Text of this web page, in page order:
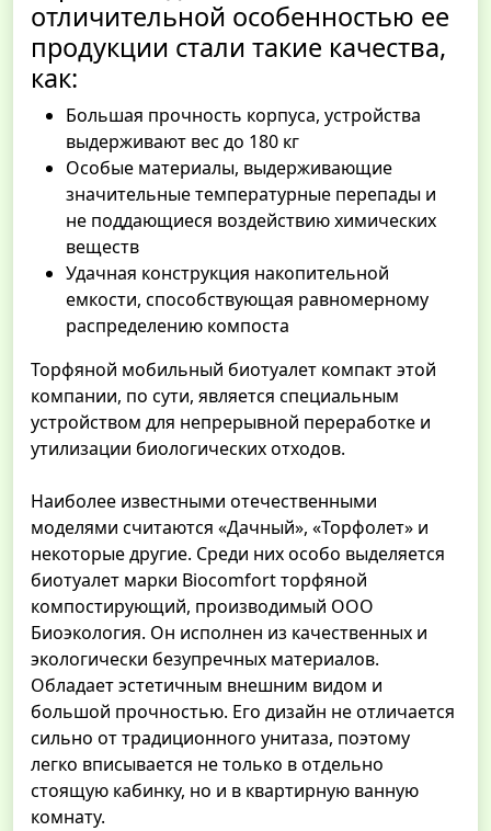
отличительной особенностью ее
продукции стали такие качества,
как:
Большая прочность корпуса, устройства
выдерживают вес до 180 кг
Особые материалы, выдерживающие
значительные температурные перепады и
не поддающиеся воздействию химических
веществ
Удачная конструкция накопительной
емкости, способствующая равномерному
распределению компоста
Торфяной мобильный биотуалет компакт этой
компании, по сути, является специальным
устройством для непрерывной переработке и
утилизации биологических отходов.
Наиболее известными отечественными
моделями считаются «Дачный», «Торфолет» и
некоторые другие. Среди них особо выделяется
биотуалет марки Biocomfort торфяной
компостирующий, производимый ООО
Биоэкология. Он исполнен из качественных и
экологически безупречных материалов.
Обладает эстетичным внешним видом и
большой прочностью. Его дизайн не отличается
сильно от традиционного унитаза, поэтому
легко вписывается не только в отдельно
стоящую кабинку, но и в квартирную ванную
комнату.